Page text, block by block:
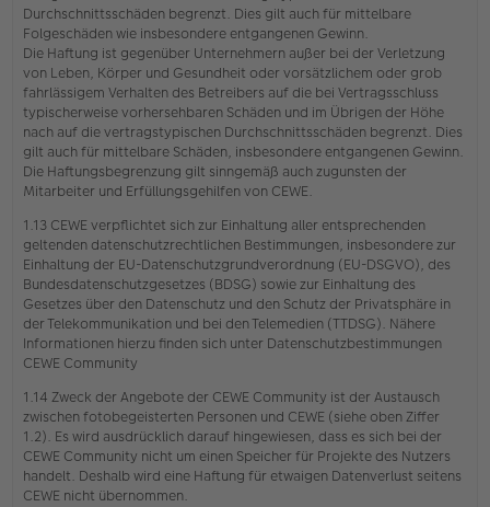
Durchschnittsschäden begrenzt. Dies gilt auch für mittelbare
Folgeschäden wie insbesondere entgangenen Gewinn.
Die Haftung ist gegenüber Unternehmern außer bei der Verletzung
von Leben, Körper und Gesundheit oder vorsätzlichem oder grob
fahrlässigem Verhalten des Betreibers auf die bei Vertragsschluss
typischerweise vorhersehbaren Schäden und im Übrigen der Höhe
nach auf die vertragstypischen Durchschnittsschäden begrenzt. Dies
gilt auch für mittelbare Schäden, insbesondere entgangenen Gewinn.
Die Haftungsbegrenzung gilt sinngemäß auch zugunsten der
Mitarbeiter und Erfüllungsgehilfen von CEWE.
1.13 CEWE verpflichtet sich zur Einhaltung aller entsprechenden
geltenden datenschutzrechtlichen Bestimmungen, insbesondere zur
Einhaltung der EU-Datenschutzgrundverordnung (EU-DSGVO), des
Bundesdatenschutzgesetzes (BDSG) sowie zur Einhaltung des
Gesetzes über den Datenschutz und den Schutz der Privatsphäre in
der Telekommunikation und bei den Telemedien (TTDSG). Nähere
Informationen hierzu finden sich unter Datenschutzbestimmungen
CEWE Community
1.14 Zweck der Angebote der CEWE Community ist der Austausch
zwischen fotobegeisterten Personen und CEWE (siehe oben Ziffer
1.2). Es wird ausdrücklich darauf hingewiesen, dass es sich bei der
CEWE Community nicht um einen Speicher für Projekte des Nutzers
handelt. Deshalb wird eine Haftung für etwaigen Datenverlust seitens
CEWE nicht übernommen.